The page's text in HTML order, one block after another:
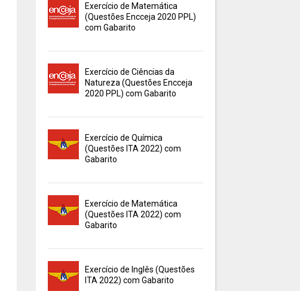
Exercício de Matemática
(Questões Encceja 2020 PPL)
com Gabarito
Exercício de Ciências da
Natureza (Questões Encceja
2020 PPL) com Gabarito
Exercício de Química
(Questões ITA 2022) com
Gabarito
Exercício de Matemática
(Questões ITA 2022) com
Gabarito
Exercício de Inglês (Questões
ITA 2022) com Gabarito